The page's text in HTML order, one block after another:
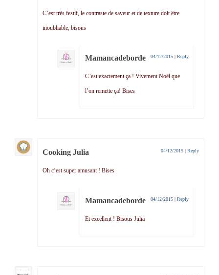
C’est très festif, le contraste de saveur et de texture doit être
inoubliable, bisous
Mamancadeborde 04/12/2015 | Reply
C’est exactement ça ! Vivement Noël que
l’on remette ça! Bises
Cooking Julia 04/12/2015 | Reply
Oh c’est super amusant ! Bises
Mamancadeborde 04/12/2015 | Reply
Et excellent ! Bisous Julia